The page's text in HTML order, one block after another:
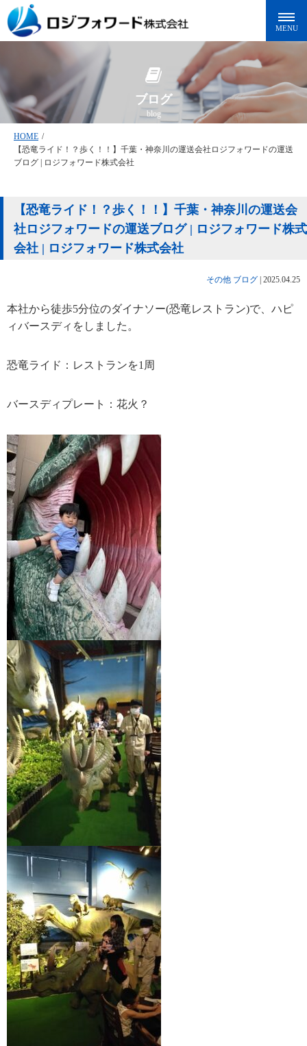
ブログ
blog
HOME /
【恐竜ライド！？歩く！！】千葉・神奈川の運送会社ロジフォワードの運送
ブログ | ロジフォワード株式会社
【恐竜ライド！？歩く！！】千葉・神奈川の運送会
社ロジフォワードの運送ブログ | ロジフォワード株式
会社 | ロジフォワード株式会社
その他 ブログ 2025.04.25
本社から徒歩5分位のダイナソー(恐竜レストラン)で、ハピ
ィバースディをしました。
恐竜ライド：レストランを1周
バースディプレート：花火？